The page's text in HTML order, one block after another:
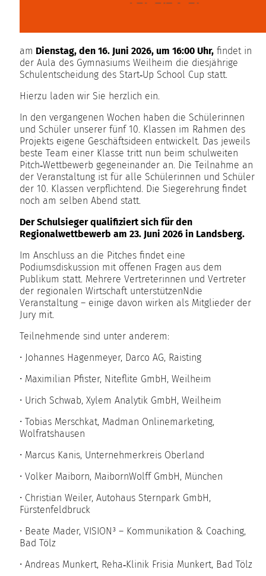
am Dienstag, den 16. Juni 2026, um 16:00 Uhr, findet in
der Aula des Gymnasiums Weilheim die diesjährige
Schulentscheidung des Start‑Up School Cup statt.
Hierzu laden wir Sie herzlich ein.
In den vergangenen Wochen haben die Schülerinnen
und Schüler unserer fünf 10. Klassen im Rahmen des
Projekts eigene Geschäftsideen entwickelt. Das jeweils
beste Team einer Klasse tritt nun beim schulweiten
Pitch‑Wettbewerb gegeneinander an. Die Teilnahme an
der Veranstaltung ist für alle Schülerinnen und Schüler
der 10. Klassen verpflichtend. Die Siegerehrung findet
noch am selben Abend statt.
Der Schulsieger qualifiziert sich für den
Regionalwettbewerb am 23. Juni 2026 in Landsberg.
Im Anschluss an die Pitches findet eine
Podiumsdiskussion mit offenen Fragen aus dem
Publikum statt. Mehrere Vertreterinnen und Vertreter
der regionalen Wirtschaft unterstützenNdie
Veranstaltung – einige davon wirken als Mitglieder der
Jury mit.
Teilnehmende sind unter anderem:
• Johannes Hagenmeyer, Darco AG, Raisting
• Maximilian Pfister, Niteflite GmbH, Weilheim
• Urich Schwab, Xylem Analytik GmbH, Weilheim
• Tobias Merschkat, Madman Onlinemarketing,
Wolfratshausen
• Marcus Kanis, Unternehmerkreis Oberland
• Volker Maiborn, MaibornWolff GmbH, München
• Christian Weiler, Autohaus Sternpark GmbH,
Fürstenfeldbruck
• Beate Mader, VISION³ – Kommunikation & Coaching,
Bad Tölz
• Andreas Munkert, Reha‑Klinik Frisia Munkert, Bad Tölz